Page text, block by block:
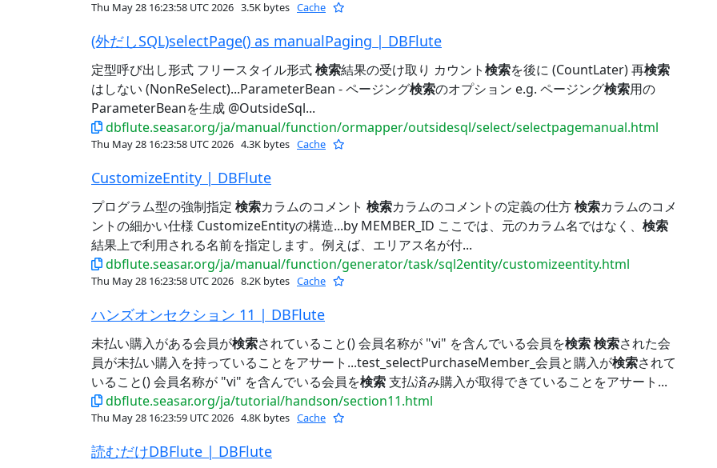
Thu May 28 16:23:58 UTC 2026 3.5K bytes Cache
(外だしSQL)selectPage() as manualPaging | DBFlute
定型呼び出し形式 フリースタイル形式検索結果の受け取り カウント検索を後に (CountLater) 再検索
はしない (NonReSelect)...ParameterBean - ページング検索のオプション e.g. ページング検索用の
ParameterBeanを生成 @OutsideSql...
dbflute.seasar.org/ja/manual/function/ormapper/outsidesql/select/selectpagemanual.html
Thu May 28 16:23:58 UTC 2026 4.3K bytes Cache
CustomizeEntity | DBFlute
プログラム型の強制指定 検索カラムのコメント 検索カラムのコメントの定義の仕方検索カラムのコメ
ントの細かい仕様 CustomizeEntityの構造...by MEMBER_ID ここでは、元のカラム名ではなく、 検索
結果上で利用される名前を指定します。例えば、エリアス名が付...
dbflute.seasar.org/ja/manual/function/generator/task/sql2entity/customizeentity.html
Thu May 28 16:23:58 UTC 2026 8.2K bytes Cache
ハンズオンセクション 11 | DBFlute
未払い購入がある会員が検索されていること() 会員名称が "vi" を含んでいる会員を検索検索された会
員が未払い購入を持っていることをアサート...test_selectPurchaseMember_会員と購入が検索されて
いること() 会員名称が "vi" を含んでいる会員を検索支払済み購入が取得できていることをアサート...
dbflute.seasar.org/ja/tutorial/handson/section11.html
Thu May 28 16:23:59 UTC 2026 4.8K bytes Cache
読むだけDBFlute | DBFlute